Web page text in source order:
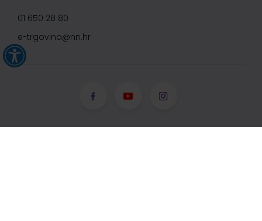
01 650 28 80
e-trgovina@nn.hr